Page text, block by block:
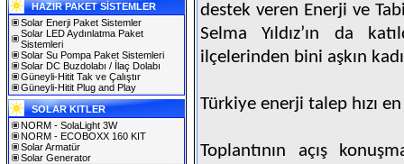
HAZIR PAKET SİSTEMLER
Solar Enerji Paket Sistemler
Solar LED Aydınlatma Paket
Sistemleri
Solar Su Pompa Paket Sistemleri
Solar DC Buzdolabı / İlaç Dolabı
Güneyli-Hitit Tak ve Çalıştır
Güneyli-Hitit Plug and Play
SOLAR KITLER
NORM - SolaLight 3W
NORM - ECOBOXX 160 KIT
Solar Armatür
Solar Generator
destek veren Enerji ve
Selma Yıldız’ın da
ilçelerinden bini aşkın
Türkiye enerji talep hızı
Toplantının açış